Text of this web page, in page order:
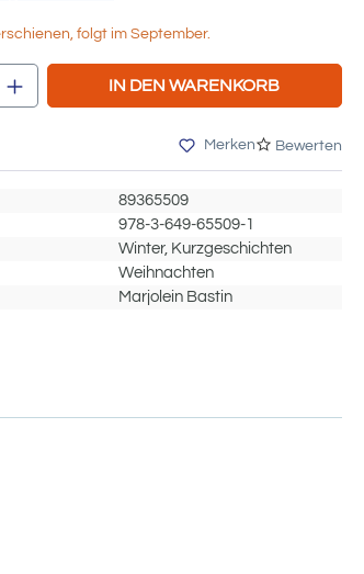
folgt im September.
Gib den gewünschten
IN DEN WARENKORB
Merken Bewerten
89365509
978-3-649-65509-1
Winter, Kurzgeschichten
Weihnachten
Marjolein Bastin